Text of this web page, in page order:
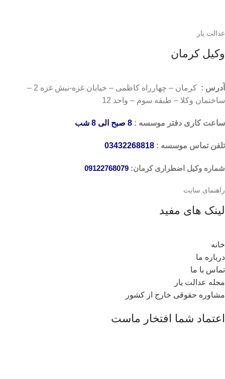
عدالت یار
وکیل کرمان
آدرس :
کرمان – چهارراه کاظمی – خیابان غزه-نبش غزه 2 –
ساختمان وکلا – طبقه سوم – واحد 12
ساعت کاری دفتر موسسه : 8 صبح الی 8 شب
تلفن تماس موسسه : 03432268818
شماره وکیل اضطراری کرمان: 09122768079
راهنمای سایت
لینک های مفید
خانه
درباره ما
تماس با ما
مجله عدالت یار
مشاوره حقوقی خارج از کشور
اعتماد شما افتخار ماست